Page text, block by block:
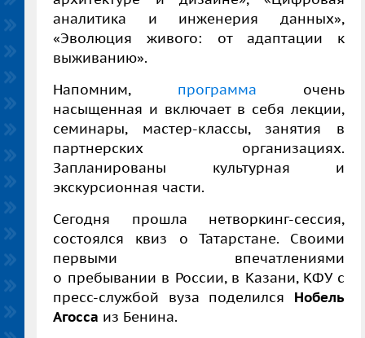
аналитика и инженерия данных»,
«Эволюция живого: от адаптации к
выживанию».
Напомним, программа очень
насыщенная и включает в себя лекции,
семинары, мастер-классы, занятия в
партнерских организациях.
Запланированы культурная и
экскурсионная части.
Сегодня прошла нетворкинг-сессия,
состоялся квиз о Татарстане. Своими
первыми впечатлениями
о пребывании в России, в Казани, КФУ с
пресс-службой вуза поделился Нобель
Агосса из Бенина.